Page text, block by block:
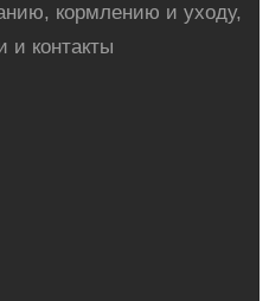
кормлению и уходу,
и контакты